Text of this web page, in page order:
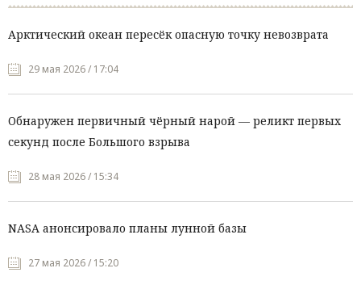
Арктический океан пересёк опасную точку невозврата
29 мая 2026 / 17:04
Обнаружен первичный чёрный нарой — реликт первых
секунд после Большого взрыва
28 мая 2026 / 15:34
NASA анонсировало планы лунной базы
27 мая 2026 / 15:20